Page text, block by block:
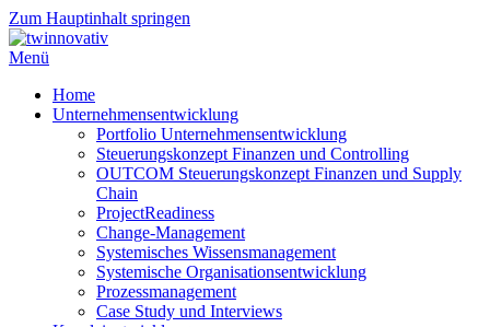
Zum Hauptinhalt springen
Menü
Home
Unternehmensentwicklung
Portfolio Unternehmensentwicklung
Steuerungskonzept Finanzen und Controlling
OUTCOM Steuerungskonzept Finanzen und Supply
Chain
ProjectReadiness
Change-Management
Systemisches Wissensmanagement
Systemische Organisationsentwicklung
Prozessmanagement
Case Study und Interviews